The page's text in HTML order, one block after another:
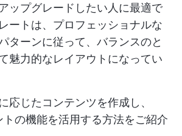
ップグレードしたい人に最適で
ートは、プロフェッショナルな
ターンに従って、バランスのと
魅力的なレイアウトになってい
応じたコンテンツを作成し、
の機能を活用する方法をご紹介